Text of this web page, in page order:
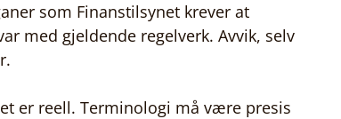
som Finanstilsynet krever at
med gjeldende regelverk. Avvik, selv
er reell. Terminologi må være presis